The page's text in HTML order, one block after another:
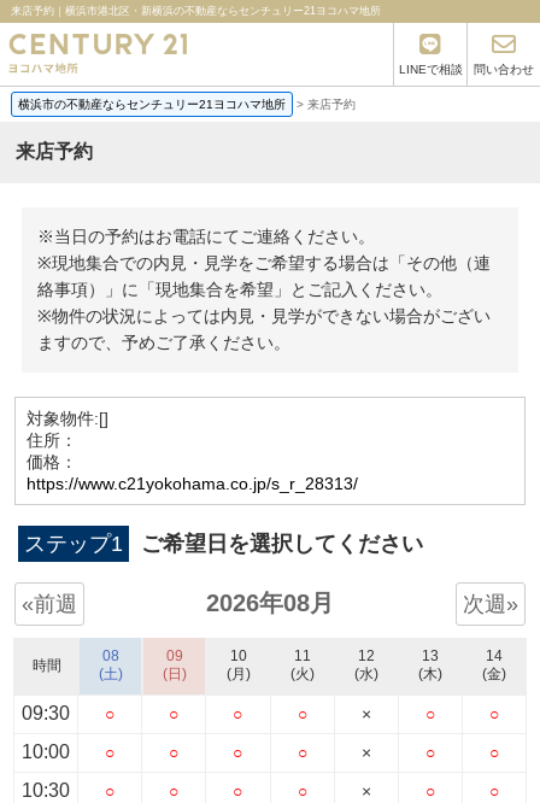
来店予約｜横浜市港北区・新横浜の不動産ならセンチュリー21ヨコハマ地所
LINEで相談 問い合わせ
横浜市の不動産ならセンチュリー21ヨコハマ地所 > 来店予約
来店予約
※当日の予約はお電話にてご連絡ください。
※現地集合での内見・見学をご希望する場合は「その他（連
絡事項）」に「現地集合を希望」とご記入ください。
※物件の状況によっては内見・見学ができない場合がござい
ますので、予めご了承ください。
対象物件:[]
住所：
価格：
https://www.c21yokohama.co.jp/s_r_28313/
ステップ1 ご希望日を選択してください
«前週 2026年08月 次週»
時間
09:30
10:00
10:30
08
(土)
○
○
○
09
(日)
○
○
○
10
(月)
○
○
○
11
(火)
○
○
○
12
(水)
×
×
×
13
(木)
○
○
○
14
(金)
○
○
○